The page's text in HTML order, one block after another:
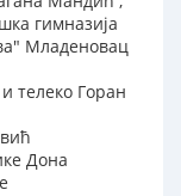
гимназија
Младеновац
телеко Горан
Дона